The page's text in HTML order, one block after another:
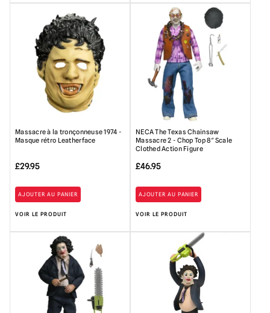
Massacre à la tronçonneuse 1974 -
Masque rétro Leatherface
£29.95
AJOUTER AU PANIER
VOIR LE PRODUIT
NECA The Texas Chainsaw
Massacre 2 - Chop Top 8″ Scale
Clothed Action Figure
£46.95
AJOUTER AU PANIER
VOIR LE PRODUIT